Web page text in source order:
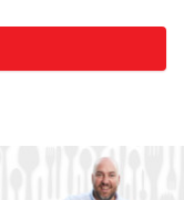
využití - Linda
- Klára Boudalová,